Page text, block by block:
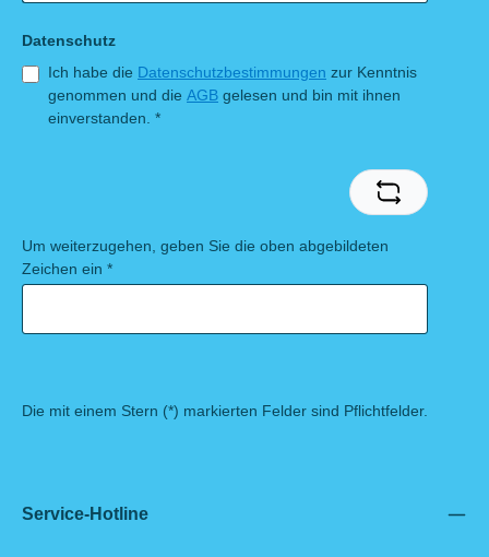
Datenschutz
Ich habe die Datenschutzbestimmungen zur Kenntnis
genommen und die AGB gelesen und bin mit ihnen
einverstanden. *
Um weiterzugehen, geben Sie die oben abgebildeten
Zeichen ein *
Die mit einem Stern (*) markierten Felder sind Pflichtfelder.
Service-Hotline